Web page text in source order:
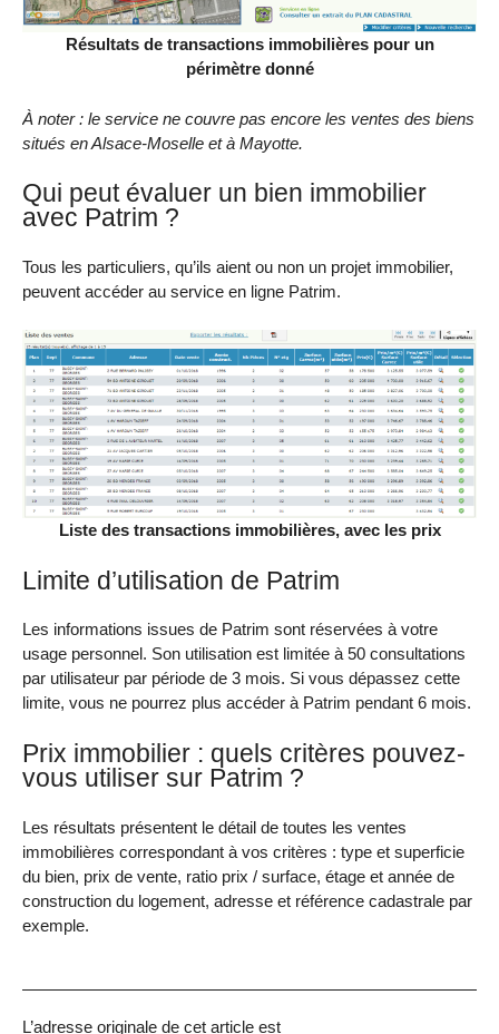
Résultats de transactions immobilières pour un
périmètre donné
À noter : le service ne couvre pas encore les ventes des biens
situés en Alsace-Moselle et à Mayotte.
Qui peut évaluer un bien immobilier
avec Patrim ?
Tous les particuliers, qu’ils aient ou non un projet immobilier,
peuvent accéder au service en ligne Patrim.
Liste des transactions immobilières, avec les prix
Limite d’utilisation de Patrim
Les informations issues de Patrim sont réservées à votre
usage personnel. Son utilisation est limitée à 50 consultations
par utilisateur par période de 3 mois. Si vous dépassez cette
limite, vous ne pourrez plus accéder à Patrim pendant 6 mois.
Prix immobilier : quels critères pouvez-
vous utiliser sur Patrim ?
Les résultats présentent le détail de toutes les ventes
immobilières correspondant à vos critères : type et superficie
du bien, prix de vente, ratio prix / surface, étage et année de
construction du logement, adresse et référence cadastrale par
exemple.
L’adresse originale de cet article est